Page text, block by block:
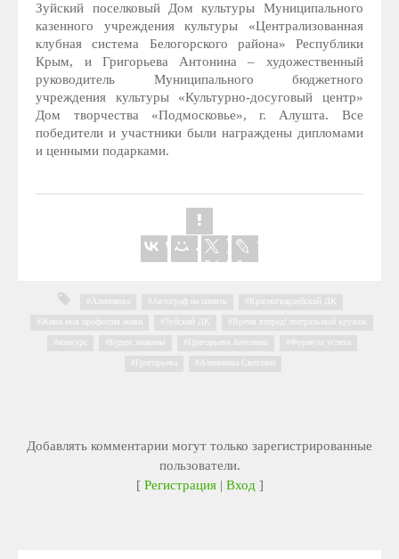
Зуйский поселковый Дом культуры Муниципального
казенного учреждения культуры «Централизованная
клубная система Белогорского района» Республики
Крым, и Григорьева Антонина – художественный
руководитель Муниципального бюджетного
учреждения культуры «Культурно-досуговый центр»
Дом творчества «Подмосковье», г. Алушта. Все
победители и участники были награждены дипломами
и ценными подарками.
Аленикова Автограф на память Красногвардейский ДК
Живи моя профессия живи Зуйский ДК Время вперед!.театральный кружок
конкурс Будем знакомы Григорьева Антонина Формула успеха
Григорьева Аленикова Светлана
Добавлять комментарии могут только зарегистрированные
пользователи.
[ Регистрация| Вход]